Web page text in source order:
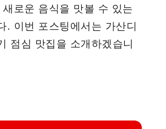
로운 음식을 맛볼 수 있는
. 이번 포스팅에서는 가산디
점심 맛집을 소개하겠습니